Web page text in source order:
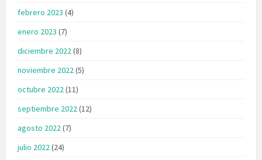
febrero 2023 (4)
enero 2023 (7)
diciembre 2022(8)
noviembre 2022(5)
octubre 2022(11)
septiembre 2022(12)
agosto 2022(7)
julio 2022(24)